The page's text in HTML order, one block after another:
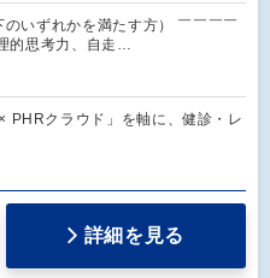
のいずれかを満たす方） ￣￣￣￣
的思考力、自走…
PHRクラウド」を軸に、健診・レ
詳細を見る